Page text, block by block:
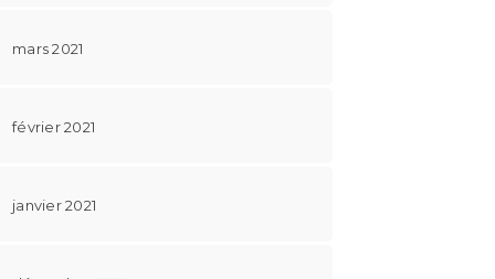
mars 2021
février 2021
janvier 2021